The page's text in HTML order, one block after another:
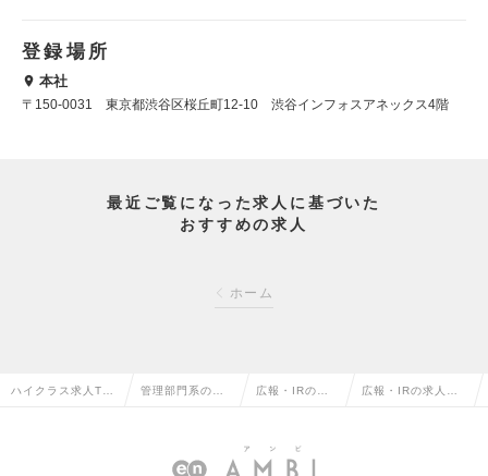
登録場所
本社
〒150-0031 東京都渋谷区桜丘町12-10 渋谷インフォスアネックス4階
最近ご覧になった求人に基づいた
おすすめの求人
ホーム
ハイクラス求人TO 管理部門系の転 広報・IRの転 広報・IRの求人情